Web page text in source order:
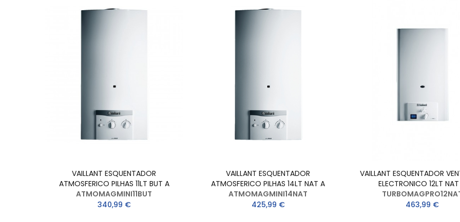
VAILLANT ESQUENTADOR
ATMOSFERICO PILHAS 11LT BUT A
ATMOMAGMINI11BUT
340,99 €
VAILLANT ESQUENTADOR
ATMOSFERICO PILHAS 14LT NAT A
ATMOMAGMINI14NAT
425,99 €
VAILLANT ESQUENTADOR
ELECTRONICO 12LT
463,99 €